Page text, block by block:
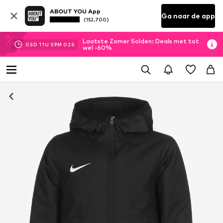
ABOUT YOU App
(152.700) Ga naar de app
03D 11U 59M 02 S
Laatste Zomer Solden: Deals met tot
wel -60%